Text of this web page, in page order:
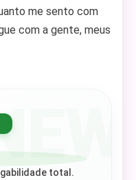
me sento com
com a gente, meus
total.